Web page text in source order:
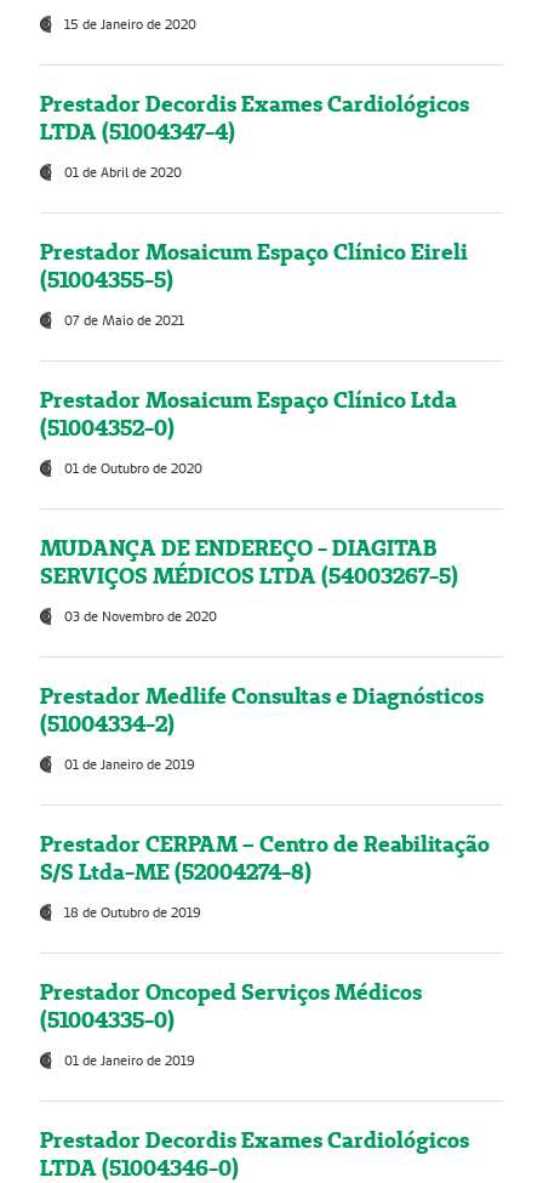
15 de Janeiro de 2020
Prestador Decordis Exames Cardiológicos
LTDA (51004347-4)
01 de Abril de 2020
Prestador Mosaicum Espaço Clínico Eireli
(51004355-5)
07 de Maio de 2021
Prestador Mosaicum Espaço Clínico Ltda
(51004352-0)
01 de Outubro de 2020
MUDANÇA DE ENDEREÇO - DIAGITAB
SERVIÇOS MÉDICOS LTDA (54003267-5)
03 de Novembro de 2020
Prestador Medlife Consultas e Diagnósticos
(51004334-2)
01 de Janeiro de 2019
Prestador CERPAM – Centro de Reabilitação
S/S Ltda-ME (52004274-8)
18 de Outubro de 2019
Prestador Oncoped Serviços Médicos
(51004335-0)
01 de Janeiro de 2019
Prestador Decordis Exames Cardiológicos
LTDA (51004346-0)